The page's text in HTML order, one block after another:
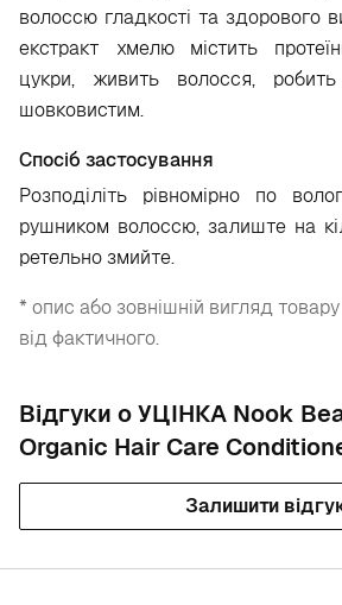
волоссю гладкості та здорового
екстракт хмелю містить
цукри, живить волосся,
шовковистим.
Спосіб застосування
Розподіліть рівномірно по
рушником волоссю, залиште на
ретельно змийте.
* опис або зовнішній вигляд
від фактичного.
Відгуки о УЦІНКА Nook
Organic Hair Care
Залишити